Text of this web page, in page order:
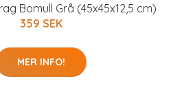
Bomull Grå (45x45x12,5 cm)
359 SEK
MER INFO!